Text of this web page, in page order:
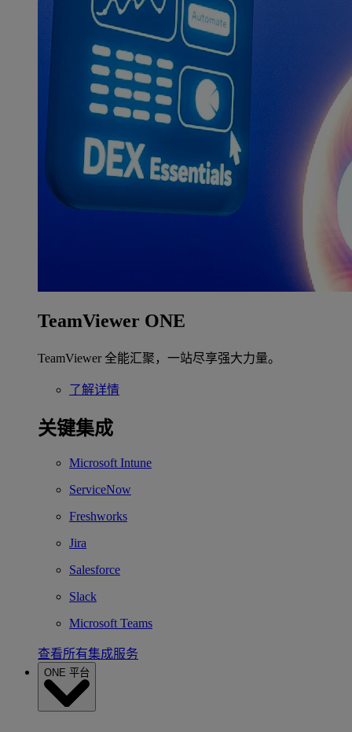
TeamViewer ONE
TeamViewer 全能汇聚，一站尽享强大力量。
了解详情
关键集成
Microsoft Intune
ServiceNow
Freshworks
Jira
Salesforce
Slack
Microsoft Teams
查看所有集成服务
ONE 平台